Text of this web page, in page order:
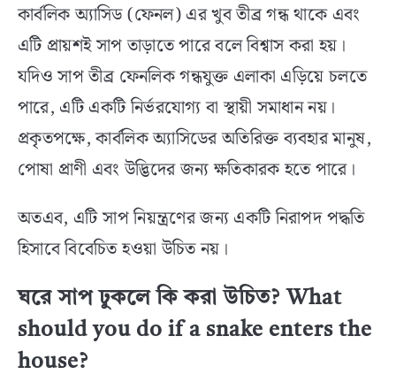
কার্বলিক অ্যাসিড (ফেনল) এর খুব তীব্র গন্ধ থাকে এবং
এটি প্রায়শই সাপ তাড়াতে পারে বলে বিশ্বাস করা হয়।
যদিও সাপ তীব্র ফেনলিক গন্ধযুক্ত এলাকা এড়িয়ে চলতে
পারে, এটি একটি নির্ভরযোগ্য বা স্থায়ী সমাধান নয়।
প্রকৃতপক্ষে, কার্বলিক অ্যাসিডের অতিরিক্ত ব্যবহার মানুষ,
পোষা প্রাণী এবং উদ্ভিদের জন্য ক্ষতিকারক হতে পারে।
অতএব, এটি সাপ নিয়ন্ত্রণের জন্য একটি নিরাপদ পদ্ধতি
হিসাবে বিবেচিত হওয়া উচিত নয়।
ঘরে সাপ ঢুকলে কি করা উচিত? What
should you do if a snake enters the
house?